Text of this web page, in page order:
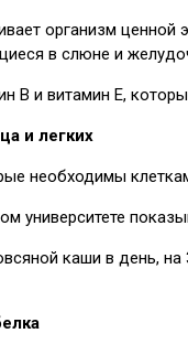
организм
в слюне и
B и витамин Е,
и легких
необходимы
университете
каши в день, на